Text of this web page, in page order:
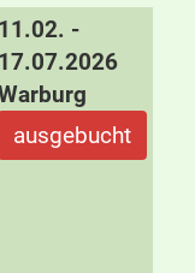
11.02. -
17.07.2026
ausgebucht